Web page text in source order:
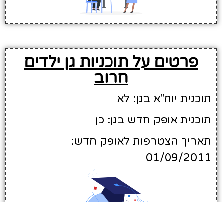
פרטים על תוכניות גן ילדים
חרוב
תוכנית יוח"א בגן: לא
תוכנית אופק חדש בגן: כן
תאריך הצטרפות לאופק חדש:
01/09/2011